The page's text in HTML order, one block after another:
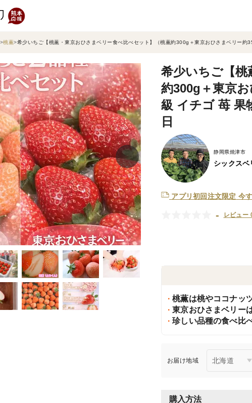
桃薫 希少いちご【桃薫・東京おひさまベリー食べ比べセット】（桃薫約300g＋東京おひさまベリー
希少いちご【
約300g＋東京
級 イチゴ 苺 果
日
静岡県焼津市
シックスベ
アプリ初回注文限定 今
- レビュー
桃薫は桃やココナッ
東京おひさまベリー
珍しい品種の食べ比
お届け地域
購入方法